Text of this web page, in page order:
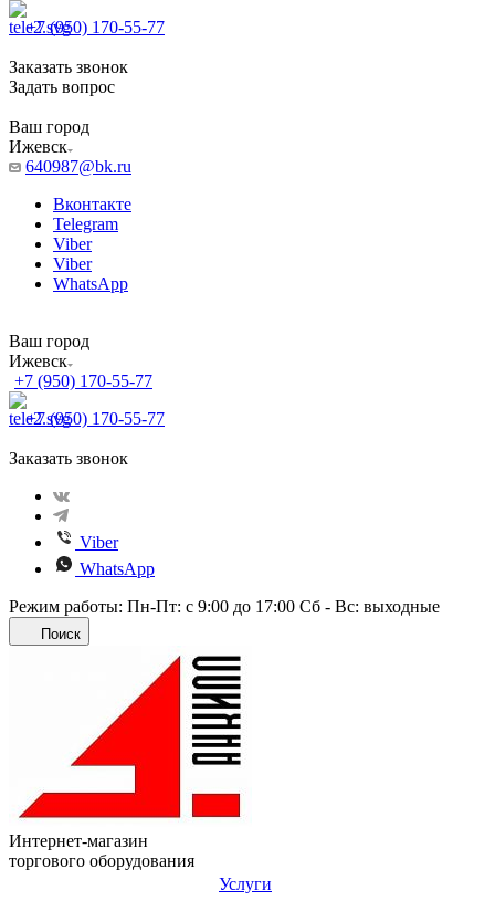
+7 (950) 170-55-77
Заказать звонок
Задать вопрос
Ваш город
Ижевск
640987@bk.ru
Вконтакте
Telegram
Viber
Viber
WhatsApp
Ваш город
Ижевск
+7 (950) 170-55-77
+7 (950) 170-55-77
Заказать звонок
Viber
WhatsApp
Режим работы: Пн-Пт: с 9:00 до 17:00 Сб - Вс: выходные
Поиск
Интернет-магазин
торгового оборудования
Услуги